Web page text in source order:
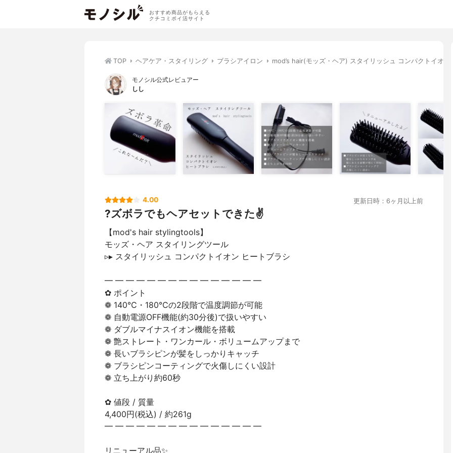
おすすめ商品がもらえる
クチコミポイ活サイト
TOP ヘアケア・スタイリング ブラシアイロン mod’s hair(モッズ・ヘア) スタイリッシュ コンパクトイオ
モノシル公式レビュアー
しし
4.00 更新日時：6ヶ月以上前
?ズボラでもヘアセットできた✌️
【mod's hair stylingtools】
モッズ・ヘア スタイリングツール
▹▸ スタイリッシュ コンパクトイオン ヒートブラシ
━ ━ ━ ━ ━ ━ ━ ━ ━ ━ ━ ━ ━ ━ ━
✿ ポイント
❁︎ 140℃・180℃の2段階で温度調節が可能
❁︎ 自動電源OFF機能(約30分後)で扱いやすい
❁︎ ダブルマイナスイオン機能を搭載
❁︎ 艶ストレート・ワンカール・ボリュームアップまで
❁︎ 長いブラシピンが髪をしっかりキャッチ
❁︎ ブラシピンコーティングで火傷しにくい設計
❁︎ 立ち上がり約60秒
✿ 値段 / 質量
4,400円(税込) / 約261g
━ ━ ━ ━ ━ ━ ━ ━ ━ ━ ━ ━ ━ ━ ━
リニューアル品✨